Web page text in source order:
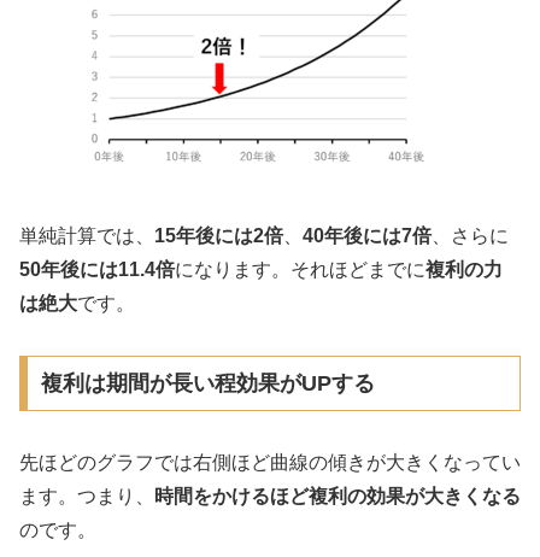
単純計算では、 15年後には2倍、 40年後には7倍、さらに
50年後には11.4倍になります。それほどまでに複利の力
は絶大です。
複利は期間が長い程効果がUPする
先ほどのグラフでは右側ほど曲線の傾きが大きくなってい
ます。つまり、
時間をかけるほど複利の効果が大きくなる
のです。